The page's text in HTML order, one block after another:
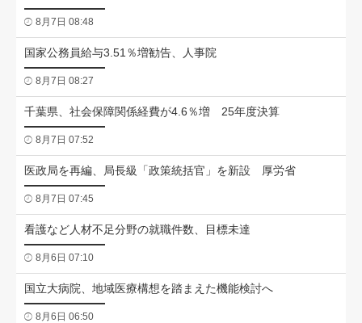
8月7日 08:48
国家公務員給与3.51％増勧告、人事院
8月7日 08:27
千葉県、社会保障関係経費が4.6％増 25年度決算
8月7日 07:52
医政局を再編、局長級「政策統括官」を新設 厚労省
8月7日 07:45
看護など人材不足分野の就職件数、目標未達
8月6日 07:10
国立大病院、地域医療構想を踏まえた機能検討へ
8月6日 06:50